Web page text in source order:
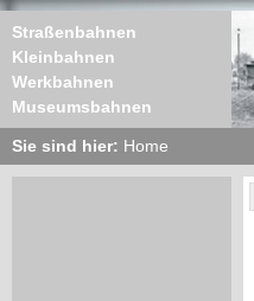
Straßenbahnen
Kleinbahnen
Werkbahnen
Museumsbahnen
Sie sind hier: Home